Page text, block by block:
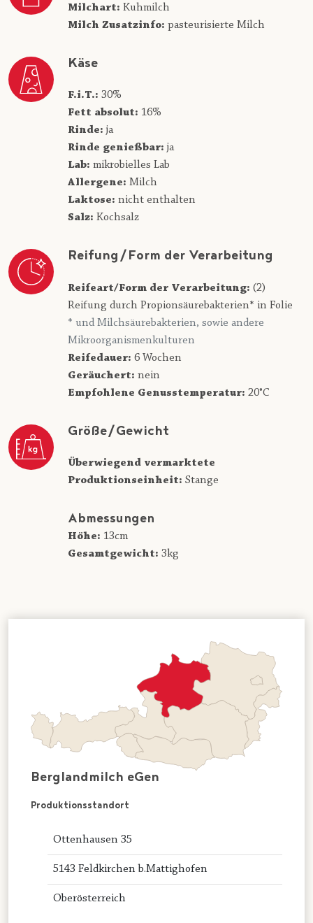
Milchart: Kuhmilch
Milch Zusatzinfo: pasteurisierte Milch
Käse
F.i.T.: 30%
Fett absolut: 16%
Rinde: ja
Rinde genießbar: ja
Lab: mikrobielles Lab
Allergene: Milch
Laktose: nicht enthalten
Salz: Kochsalz
Reifung/Form der Verarbeitung
Reifeart/Form der Verarbeitung: (2)
Reifung durch Propionsäurebakterien* in Folie
* und Milchsäurebakterien, sowie andere
Mikroorganismenkulturen
Reifedauer: 6 Wochen
Geräuchert: nein
Empfohlene Genusstemperatur: 20°C
Größe/Gewicht
Überwiegend vermarktete
Produktionseinheit: Stange
Abmessungen
Höhe: 13cm
Gesamtgewicht: 3kg
Berglandmilch eGen
Produktionsstandort
Ottenhausen 35
5143 Feldkirchen b.Mattighofen
Oberösterreich